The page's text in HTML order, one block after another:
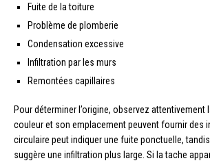
Fuite de la toiture
Problème de plomberie
Condensation excessive
Infiltration par les murs
Remontées capillaires
Pour déterminer l’origine, observez attentivement
couleur et son emplacement peuvent fournir des
circulaire peut indiquer une fuite ponctuelle,
suggère une infiltration plus large. Si la tache